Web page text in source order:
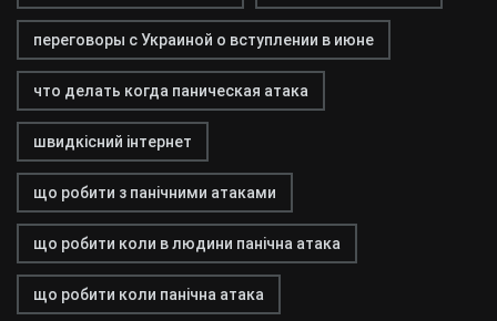
переговоры с Украиной о вступлении в июне
что делать когда паническая атака
швидкісний інтернет
що робити з панічними атаками
що робити коли в людини панічна атака
що робити коли панічна атака